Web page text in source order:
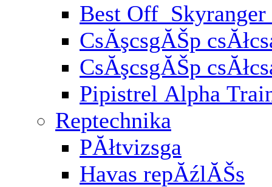
Best Off
CsĂşcsgĂŠp
CsĂşcsgĂŠp
Pipistrel Alpha
Reptechnika
PĂłtvizsga
Havas repĂźlĂŠs